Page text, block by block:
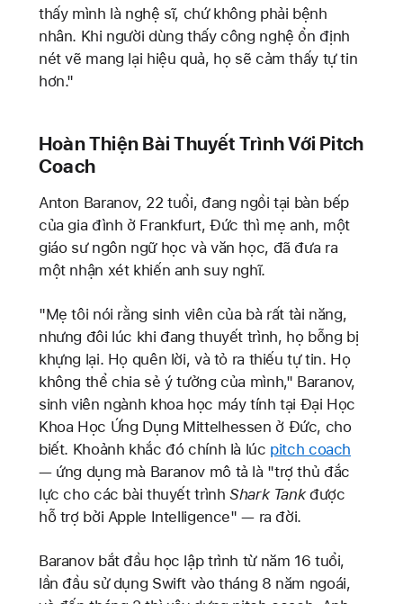
thấy mình là nghệ sĩ, chứ không phải bệnh
nhân. Khi người dùng thấy công nghệ ổn định
nét vẽ mang lại hiệu quả, họ sẽ cảm thấy tự tin
hơn."
Hoàn Thiện Bài Thuyết Trình Với Pitch
Coach
Anton Baranov, 22 tuổi, đang ngồi tại bàn bếp
của gia đình ở Frankfurt, Đức thì mẹ anh, một
giáo sư ngôn ngữ học và văn học, đã đưa ra
một nhận xét khiến anh suy nghĩ.
"Mẹ tôi nói rằng sinh viên của bà rất tài năng,
nhưng đôi lúc khi đang thuyết trình, họ bỗng bị
khựng lại. Họ quên lời, và tỏ ra thiếu tự tin. Họ
không thể chia sẻ ý tưởng của mình," Baranov,
sinh viên ngành khoa học máy tính tại Đại Học
Khoa Học Ứng Dụng Mittelhessen ở Đức, cho
biết. Khoảnh khắc đó chính là lúc pitch coach
— ứng dụng mà Baranov mô tả là "trợ thủ đắc
lực cho các bài thuyết trìnhShark Tankđược
hỗ trợ bởi Apple Intelligence" — ra đời.
Baranov bắt đầu học lập trình từ năm 16 tuổi,
lần đầu sử dụng Swift vào tháng 8 năm ngoái,